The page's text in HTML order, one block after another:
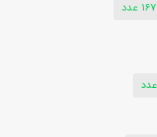
167 عدد